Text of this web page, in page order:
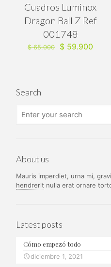
Cuadros Luminox
Dragon Ball Z Ref
001748
$65.000
El
$ 59.900
Search
About us
Mauris imperdiet, urna mi,
hendrerit nulla erat ornare
Latest posts
Cómo empezó todo
diciembre 1, 2021